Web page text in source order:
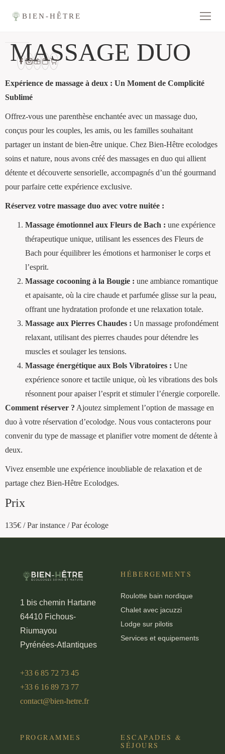
BIEN-HÊTRE
MASSAGE DUO
Expérience de massage à deux : Un Moment de Complicité
Sublimé
Offrez-vous une parenthèse enchantée avec un massage duo,
conçus pour les couples, les amis, ou les familles souhaitant
partager un instant de bien-être unique. Chez Bien-Hêtre ecolodges
soins et nature, nous avons créé des massages en duo qui allient
détente et découverte sensorielle, accompagnés d’un thé gourmand
pour parfaire cette expérience exclusive.
Réservez votre massage duo avec votre nuitée :
Massage émotionnel aux Fleurs de Bach : une expérience
thérapeutique unique, utilisant les essences des Fleurs de
Bach pour équilibrer les émotions et harmoniser le corps et
l’esprit.
Massage cocooning à la Bougie : une ambiance romantique
et apaisante, où la cire chaude et parfumée glisse sur la peau,
offrant une hydratation profonde et une relaxation totale.
Massage aux Pierres Chaudes : Un massage profondément
relaxant, utilisant des pierres chaudes pour détendre les
muscles et soulager les tensions.
Massage énergétique aux Bols Vibratoires : Une
expérience sonore et tactile unique, où les vibrations des bols
résonnent pour apaiser l’esprit et stimuler l’énergie corporelle.
Comment réserver ? Ajoutez simplement l’option de massage en
duo à votre réservation d’ecolodge. Nous vous contacterons pour
convenir du type de massage et planifier votre moment de détente à
deux.
Vivez ensemble une expérience inoubliable de relaxation et de
partage chez Bien-Hêtre Ecolodges.
Prix
135€ / Par instance / Par écologe
1 bis chemin Hartane
64410 Fichous-
Riumayou
Pyrénées-Atlantiques
+33 6 85 72 73 45
+33 6 16 89 73 77
contact@bien-hetre.fr
HÉBERGEMENTS
Roulotte bain nordique
Chalet avec jacuzzi
Lodge sur pilotis
Services et equipements
PROGRAMMES
ESCAPADES &
SÉJOURS